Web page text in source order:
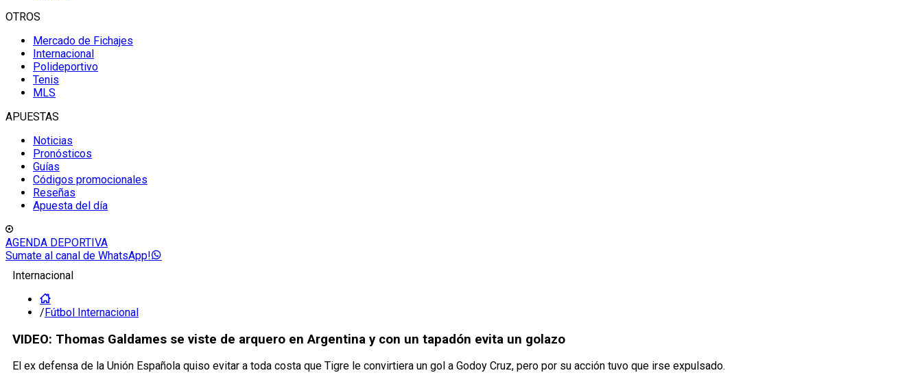
OTROS
Mercado de Fichajes
Internacional
Polideportivo
Tenis
MLS
APUESTAS
Noticias
Pronósticos
Guías
Códigos promocionales
Reseñas
Apuesta del día
AGENDA DEPORTIVA
Sumate al canal de WhatsApp!
Internacional
/Fútbol Internacional
VIDEO: Thomas Galdames se viste de arquero en Argentina y con un tapadón evita un golazo
El ex defensa de la Unión Española quiso evitar a toda costa que Tigre le convirtiera un gol a Godoy Cruz, pero por su acción tuvo que irse expulsado.